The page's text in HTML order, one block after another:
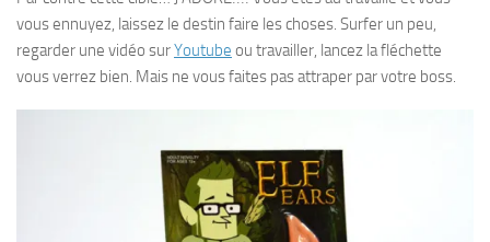
vous ennuyez, laissez le destin faire les choses. Surfer un peu,
regarder une vidéo surYoutube ou travailler, lancez la fléchette
vous verrez bien. Mais ne vous faites pas attraper par votre boss.